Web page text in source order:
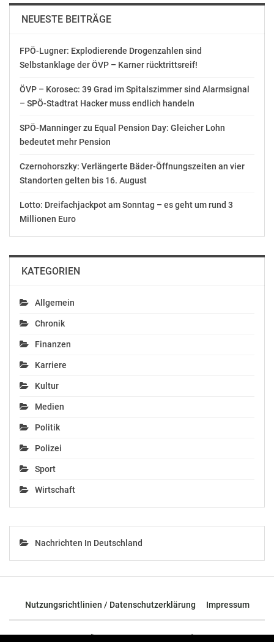
NEUESTE BEITRÄGE
FPÖ-Lugner: Explodierende Drogenzahlen sind
Selbstanklage der ÖVP – Karner rücktrittsreif!
ÖVP – Korosec: 39 Grad im Spitalszimmer sind Alarmsignal
– SPÖ-Stadtrat Hacker muss endlich handeln
SPÖ-Manninger zu Equal Pension Day: Gleicher Lohn
bedeutet mehr Pension
Czernohorszky: Verlängerte Bäder-Öffnungszeiten an vier
Standorten gelten bis 16. August
Lotto: Dreifachjackpot am Sonntag – es geht um rund 3
Millionen Euro
KATEGORIEN
Allgemein
Chronik
Finanzen
Karriere
Kultur
Medien
Politik
Polizei
Sport
Wirtschaft
Nachrichten In Deutschland
Nutzungsrichtlinien / Datenschutzerklärung Impressum
© 2026 - TOP News Österreich - Nachrichten aus Österreich und der